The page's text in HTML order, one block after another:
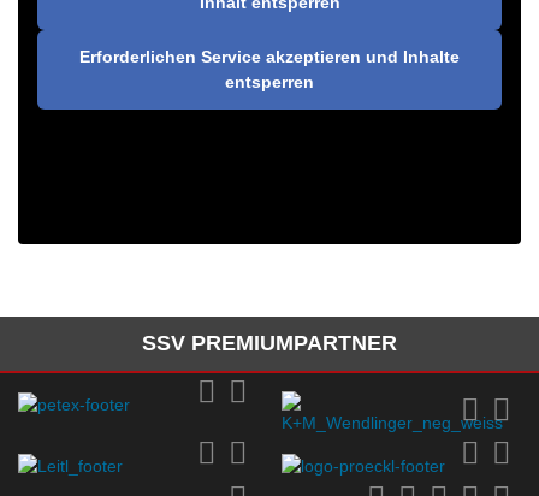
Erforderlichen Service akzeptieren und Inhalte
entsperren
SSV PREMIUMPARTNER